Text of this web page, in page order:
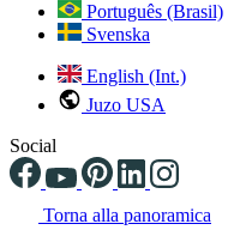
Português (Brasil)
Svenska
English (Int.)
Juzo USA
Social
Torna alla panoramica